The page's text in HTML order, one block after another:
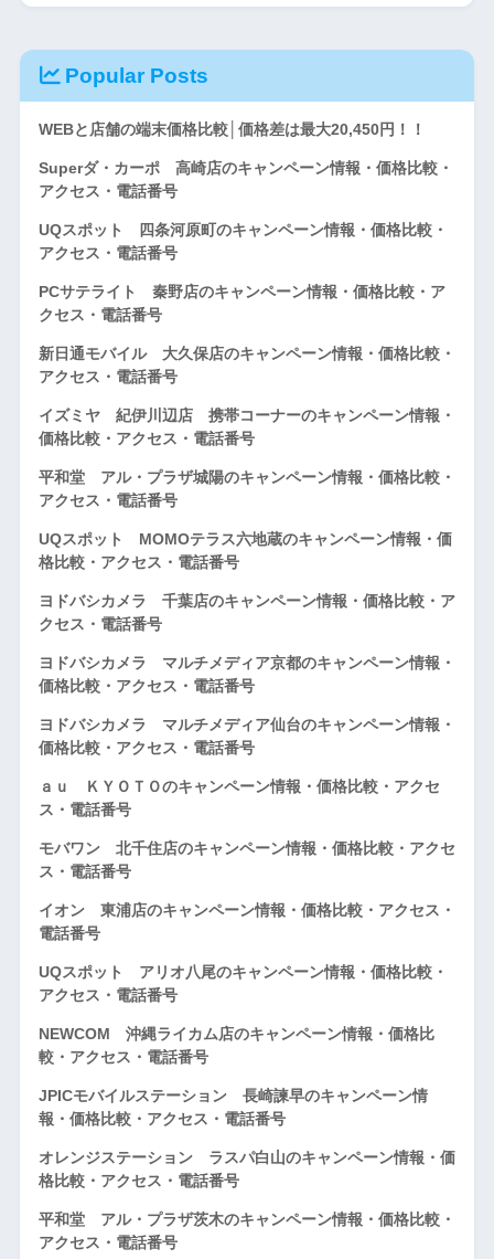
Popular Posts
WEBと店舗の端末価格比較│価格差は最大20,450円！！
Superダ・カーポ 高崎店のキャンペーン情報・価格比較・
アクセス・電話番号
UQスポット 四条河原町のキャンペーン情報・価格比較・
アクセス・電話番号
PCサテライト 秦野店のキャンペーン情報・価格比較・ア
クセス・電話番号
新日通モバイル 大久保店のキャンペーン情報・価格比較・
アクセス・電話番号
イズミヤ 紀伊川辺店 携帯コーナーのキャンペーン情報・
価格比較・アクセス・電話番号
平和堂 アル・プラザ城陽のキャンペーン情報・価格比較・
アクセス・電話番号
UQスポット MOMOテラス六地蔵のキャンペーン情報・価
格比較・アクセス・電話番号
ヨドバシカメラ 千葉店のキャンペーン情報・価格比較・ア
クセス・電話番号
ヨドバシカメラ マルチメディア京都のキャンペーン情報・
価格比較・アクセス・電話番号
ヨドバシカメラ マルチメディア仙台のキャンペーン情報・
価格比較・アクセス・電話番号
ａｕ ＫＹＯＴＯのキャンペーン情報・価格比較・アクセ
ス・電話番号
モバワン 北千住店のキャンペーン情報・価格比較・アクセ
ス・電話番号
イオン 東浦店のキャンペーン情報・価格比較・アクセス・
電話番号
UQスポット アリオ八尾のキャンペーン情報・価格比較・
アクセス・電話番号
NEWCOM 沖縄ライカム店のキャンペーン情報・価格比
較・アクセス・電話番号
JPICモバイルステーション 長崎諫早のキャンペーン情
報・価格比較・アクセス・電話番号
オレンジステーション ラスパ白山のキャンペーン情報・価
格比較・アクセス・電話番号
平和堂 アル・プラザ茨木のキャンペーン情報・価格比較・
アクセス・電話番号